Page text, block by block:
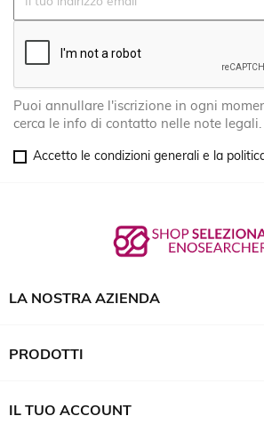
Puoi annullare l'iscrizione in ogni
cerca le info di contatto nelle note legali.
Accetto le condizioni generali e la
LA NOSTRA AZIENDA
PRODOTTI
IL TUO ACCOUNT